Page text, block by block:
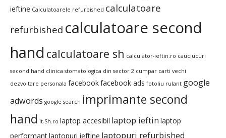
ieftine Calculatoarele refurbished calculatoare
refurbished calculatoare second
hand calculatoare sh calculator-ieftin.ro cauciucuri
second hand clinica stomatologica din sector 2 cumpar carti vechi
dezvoltare personala facebookfacebook ads fotoliu rulant google
adwords google search imprimante second
hand It-Sh.ro laptop accesibil laptop ieftin laptop
performantlaptopuri ieftine laptopuri refurbished